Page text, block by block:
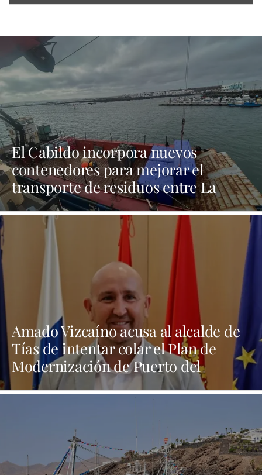
El Cabildo incorpora nuevos
contenedores para mejorar el
transporte de residuos entre La
Graciosa y Lanzarote
Amado Vizcaíno acusa al alcalde de
Tías de intentar colar el Plan de
Modernización de Puerto del
Carmen “por la puerta de atrás"